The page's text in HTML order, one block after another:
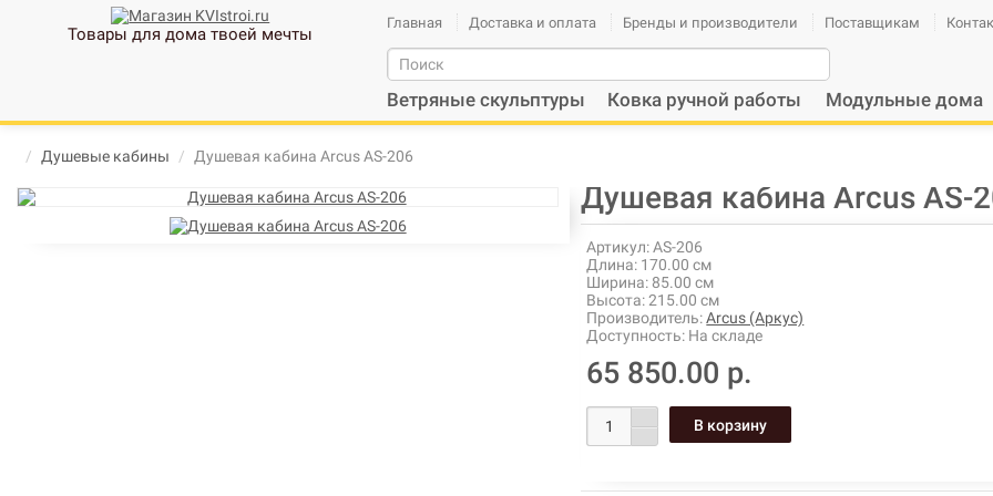
Товары для дома твоей мечты
Главная Доставка и оплата Бренды и производители Поставщикам
Ветряные скульптуры Ковка ручной работы Модульные дома
Душевые кабины Душевая кабина Arcus AS-206
Душевая кабина Arcus AS-
Артикул:AS-206
Длина: 170.00 см
Ширина: 85.00 см
Высота:215.00 см
Производитель: Arcus (Аркус)
Доступность: На складе
65 850.00 р.